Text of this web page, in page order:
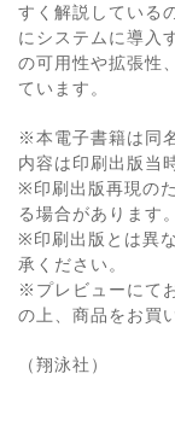
すく解説している
にシステムに導入
の可用性や拡張性
ています。
※本電子書籍は同
内容は印刷出版当
※印刷出版再現の
る場合があります。
※印刷出版とは異
承ください。
※プレビューにて
の上、商品をお買
（翔泳社）